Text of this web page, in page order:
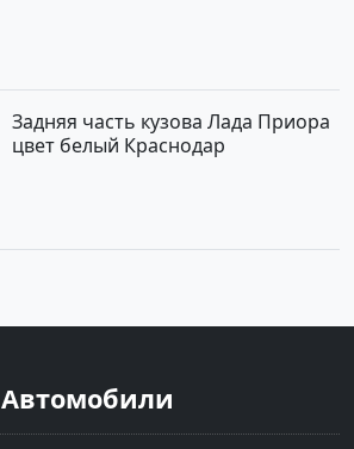
Задняя часть кузова Лада Приора
цвет белый Краснодар
Автомобили